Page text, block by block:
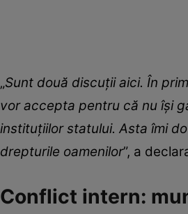
„Sunt două discuții aici. În
vor accepta pentru că nu își
instituțiilor statului. Asta îmi
drepturile oamenilor”, a
Conflict intern: